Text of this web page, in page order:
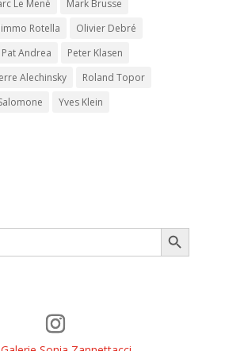
Le Mené
Mark Brusse
Rotella
Olivier Debré
Pat Andrea
Peter Klasen
Alechinsky
Roland Topor
Yves Klein
Search Button